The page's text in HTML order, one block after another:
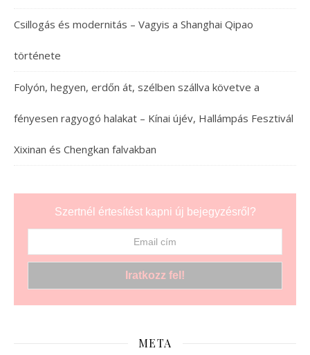
Csillogás és modernitás – Vagyis a Shanghai Qipao
története
Folyón, hegyen, erdőn át, szélben szállva követve a
fényesen ragyogó halakat – Kínai újév, Hallámpás Fesztivál
Xixinan és Chengkan falvakban
Szertnél értesítést kapni új bejegyzésről?
META